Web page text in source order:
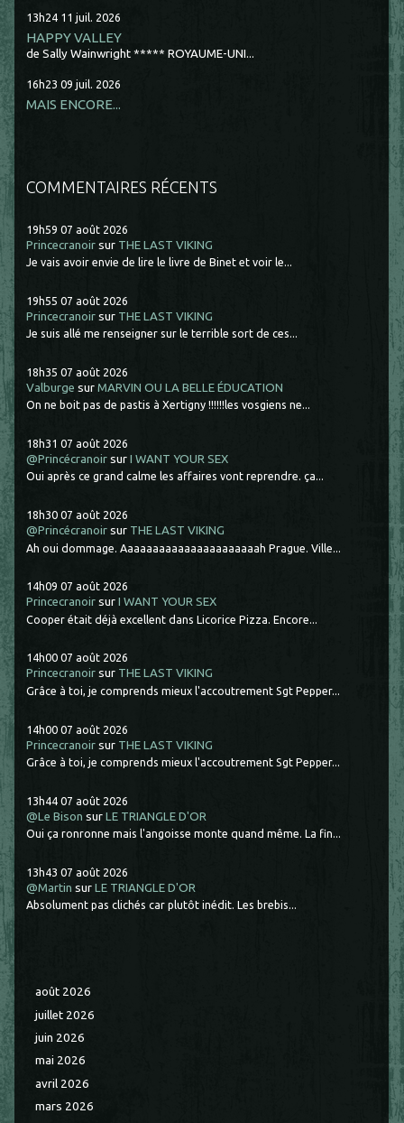
13h24 11 juil. 2026
HAPPY VALLEY
de Sally Wainwright ***** ROYAUME-UNI...
16h23 09 juil. 2026
MAIS ENCORE...
COMMENTAIRES RÉCENTS
19h59 07 août 2026
Princecranoir sur THE LAST VIKING
Je vais avoir envie de lire le livre de Binet et voir le...
19h55 07 août 2026
Princecranoir sur THE LAST VIKING
Je suis allé me renseigner sur le terrible sort de ces...
18h35 07 août 2026
Valburge surMARVIN OU LA BELLE ÉDUCATION
On ne boit pas de pastis à Xertigny !!!!!!les vosgiens ne...
18h31 07 août 2026
@Princécranoir surI WANT YOUR SEX
Oui après ce grand calme les affaires vont reprendre. ça...
18h30 07 août 2026
@Princécranoir sur THE LAST VIKING
Ah oui dommage. Aaaaaaaaaaaaaaaaaaaaaah Prague. Ville...
14h09 07 août 2026
Princecranoir surI WANT YOUR SEX
Cooper était déjà excellent dans Licorice Pizza. Encore...
14h00 07 août 2026
Princecranoir sur THE LAST VIKING
Grâce à toi, je comprends mieux l'accoutrement Sgt Pepper...
14h00 07 août 2026
Princecranoir sur THE LAST VIKING
Grâce à toi, je comprends mieux l'accoutrement Sgt Pepper...
13h44 07 août 2026
@Le Bison surLE TRIANGLE D'OR
Oui ça ronronne mais l'angoisse monte quand même. La fin...
13h43 07 août 2026
@Martin surLE TRIANGLE D'OR
Absolument pas clichés car plutôt inédit. Les brebis...
août 2026
juillet 2026
juin 2026
mai 2026
avril 2026
mars 2026